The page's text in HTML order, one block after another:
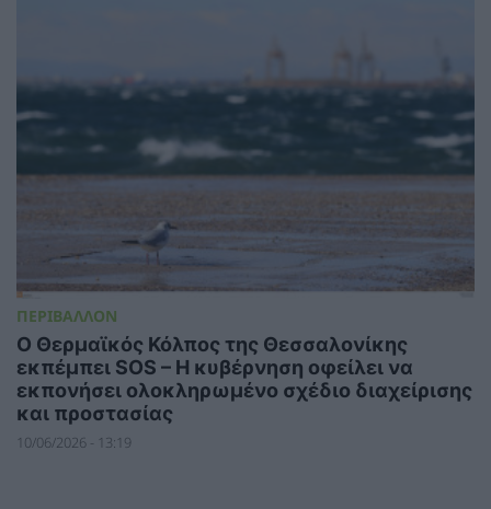
ΠΕΡΙΒΑΛΛΟΝ
Ο Θερμαϊκός Κόλπος της Θεσσαλονίκης
εκπέμπει SOS – Η κυβέρνηση οφείλει να
εκπονήσει ολοκληρωμένο σχέδιο διαχείρισης
και προστασίας
10/06/2026 - 13:19